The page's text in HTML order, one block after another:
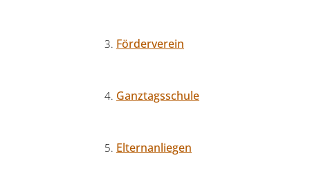
Förderverein
Ganztagsschule
Elternanliegen